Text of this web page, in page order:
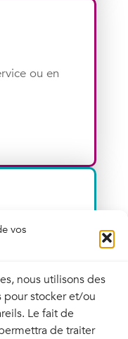
vos
nous utilisons des
stocker et/ou
Le fait de
de traiter
ou en